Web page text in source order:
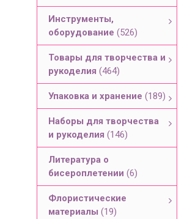
Инструменты,
оборудование (526)
Товары для творчества и
рукоделия (464)
Упаковка и хранение (189)
Наборы для творчества
и рукоделия (146)
Литература о
бисероплетении (6)
Флористические
материалы (19)